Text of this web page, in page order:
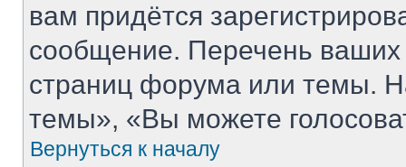
вам придётся
сообщение. Перечень ваших
страниц форума или темы.
темы», «Вы можете
Вернуться к началу